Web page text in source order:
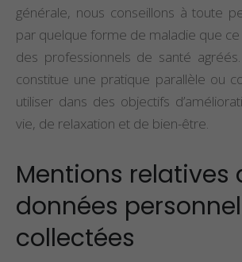
générale, nous conseillons à toute
par quelque forme de maladie que
des professionnels de santé
constitue une pratique parallèle ou
utiliser dans des objectifs
vie, de relaxation et de bien-être.
Mentions relatives
données
collectées